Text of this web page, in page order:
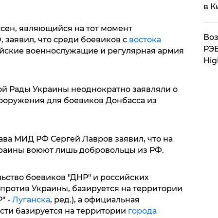
являющийся на тот момент
что среди боевиков с востока
военнослужащие и регулярная армия
Рады Украины неоднократно заявляли о
для боевиков Донбасса из
МИД РФ Сергей Лавров заявил, что на
воюют лишь добровольцы из РФ.
боевиков "ДНР" и российских
Украины, базируется на территории
- Луганска, ред.), а официальная
базируется на территории города
в